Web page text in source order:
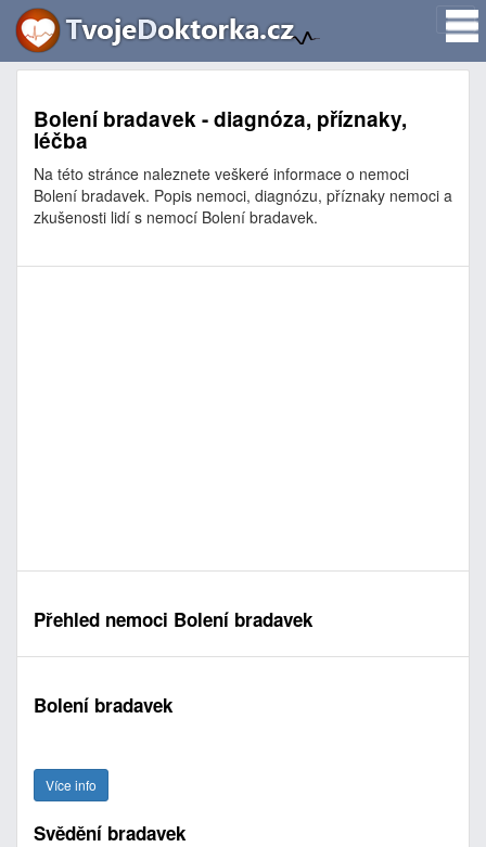
Bolení bradavek - diagnóza, příznaky,
léčba
Na této stránce naleznete veškeré informace o nemoci
Bolení bradavek. Popis nemoci, diagnózu, příznaky nemoci a
zkušenosti lidí s nemocí Bolení bradavek.
Přehled nemoci Bolení bradavek
Bolení bradavek
Více info
Svědění bradavek